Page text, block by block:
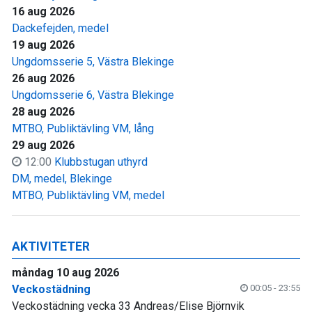
16 aug 2026
Dackefejden, medel
19 aug 2026
Ungdomsserie 5, Västra Blekinge
26 aug 2026
Ungdomsserie 6, Västra Blekinge
28 aug 2026
MTBO, Publiktävling VM, lång
29 aug 2026
12:00 Klubbstugan uthyrd
DM, medel, Blekinge
MTBO, Publiktävling VM, medel
AKTIVITETER
måndag 10 aug 2026
Veckostädning
00:05 - 23:55
Veckostädning vecka 33 Andreas/Elise Björnvik